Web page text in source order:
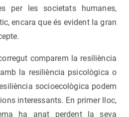
per les societats humanes,
encara que és evident la gran
comparem la resiliència
la resiliència psicològica o
socioecològica podem
interessants. En primer lloc,
ha anat perdent la seva